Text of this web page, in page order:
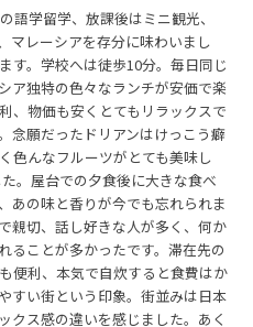
語学留学、放課後はミニ観光、
マレーシアを存分に味わいまし
す。学校へは徒歩10分。毎日同じ
ア独特の色々なランチが安価で楽
、物価も安くとてもリラックスで
念願だったドリアンはけっこう癖
色んなフルーツがとても美味し
。屋台での夕食後に大きな食べ
あの味と香りが今でも忘れられま
親切、話し好きな人が多く、何か
ることが多かったです。滞在先の
便利、本気で自炊すると食費はか
すい街という印象。街並みは日本
クス感の違いを感じました。あく